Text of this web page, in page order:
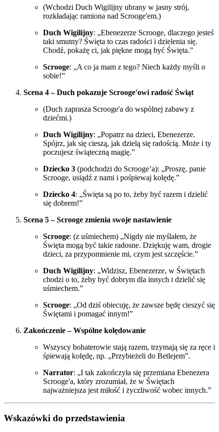
(Wchodzi Duch Wigilijny ubrany w jasny strój,
rozkładając ramiona nad Scrooge'em.)
Duch Wigilijny: „Ebenezerze Scrooge, dlaczego jesteś
taki smutny? Święta to czas radości i dzielenia się.
Chodź, pokażę ci, jak piękne mogą być Święta.”
Scrooge: „A co ja mam z tego? Niech każdy myśli o
sobie!”
Scena 4 – Duch pokazuje Scrooge'owi radość Świąt
(Duch zaprasza Scrooge'a do wspólnej zabawy z
dziećmi.)
Duch Wigilijny: „Popatrz na dzieci, Ebenezerze.
Spójrz, jak się cieszą, jak dzielą się radością. Może i ty
poczujesz świąteczną magię.”
Dziecko 3 (podchodzi do Scrooge’a): „Proszę, panie
Scrooge, usiądź z nami i pośpiewaj kolędę.”
Dziecko 4: „Święta są po to, żeby być razem i dzielić
się dobrem!”
Scena 5 – Scrooge zmienia swoje nastawienie
Scrooge: (z uśmiechem) „Nigdy nie myślałem, że
Święta mogą być takie radosne. Dziękuję wam, drogie
dzieci, za przypomnienie mi, czym jest szczęście.”
Duch Wigilijny: „Widzisz, Ebenezerze, w Świętach
chodzi o to, żeby być dobrym dla innych i dzielić się
uśmiechem.”
Scrooge: „Od dziś obiecuję, że zawsze będę cieszyć się
Świętami i pomagać innym!”
Zakończenie – Wspólne kolędowanie
Wszyscy bohaterowie stają razem, trzymają się za ręce i
śpiewają kolędę, np. „Przybieżeli do Betlejem”.
Narrator: „I tak zakończyła się przemiana Ebenezera
Scrooge'a, który zrozumiał, że w Świętach
najważniejsza jest miłość i życzliwość wobec innych.”
Wskazówki do przedstawienia